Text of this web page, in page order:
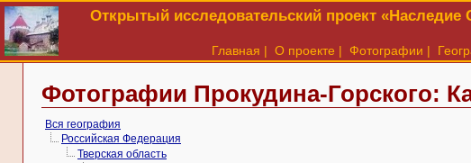
Открытый исследовательский проект «Наследие
Главная | О проекте | Фотографии |
Фотографии Прокудина-Горского:
Вся география
Российская Федерация
Тверская область